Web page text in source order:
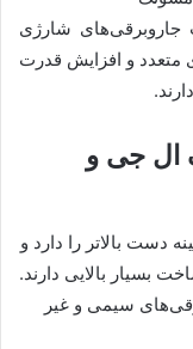
شارژی
متعدد و افزایش قدرت
ال جی و
دست بالاتر را دارد و
بسیار بالایی دارند.
سیمی و غیر